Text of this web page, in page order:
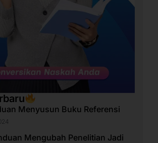
Menyusun Buku Referensi
Mengubah Penelitian Jadi